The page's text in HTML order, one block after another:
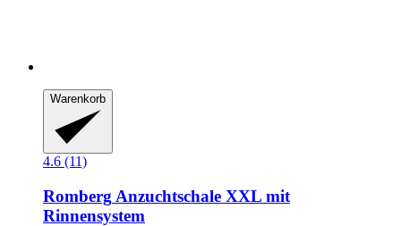
Warenkorb
4.6 (11)
Romberg Anzuchtschale XXL mit
Rinnensystem